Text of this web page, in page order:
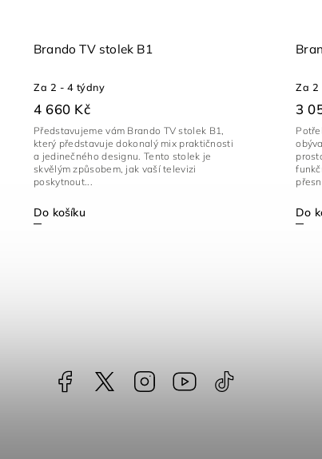
Brando TV stolek B1
Za 2 - 4 týdny
4 660 Kč
Do košíku
Představujeme vám Brando TV stolek B1,
který představuje dokonalý mix praktičnosti
a jedinečného designu. Tento stolek je
skvělým způsobem, jak vaší televizi
poskytnout...
Za 2
3
Do
Facebook NataliNabytek
InstagramYouTube